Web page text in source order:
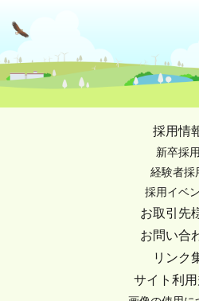
採用情
新卒採用
経験者採
採用イベ
お取引先
お問い合
リンク
サイト利